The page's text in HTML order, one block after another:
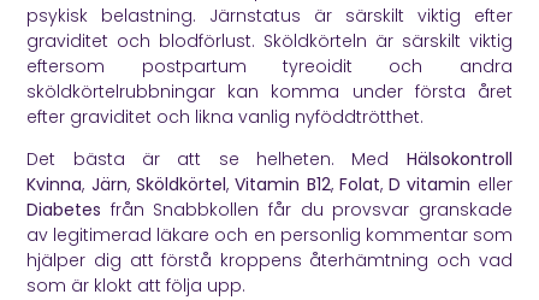
psykisk belastning. Järnstatus är särskilt viktig efter
graviditet och blodförlust. Sköldkörteln är särskilt viktig
eftersom postpartum tyreoidit och andra
sköldkörtelrubbningar kan komma under första året
efter graviditet och likna vanlig nyföddtrötthet.
Det bästa är att se helheten. Med Hälsokontroll
Kvinna, Järn, Sköldkörtel,Vitamin B12, Folat,D vitamin eller
Diabetes från Snabbkollen får du provsvar granskade
av legitimerad läkare och en personlig kommentar som
hjälper dig att förstå kroppens återhämtning och vad
som är klokt att följa upp.